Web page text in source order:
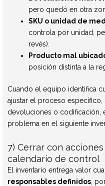
pero quedó en otra
SKU o unidad de
controla por unidad,
revés).
Producto mal
posición distinta a la
Cuando el equipo identifica
ajustar el proceso
devoluciones o codificación,
problema en el siguiente
7) Cerrar con
calendario de control
El inventario entrega valor
responsables definidos ,